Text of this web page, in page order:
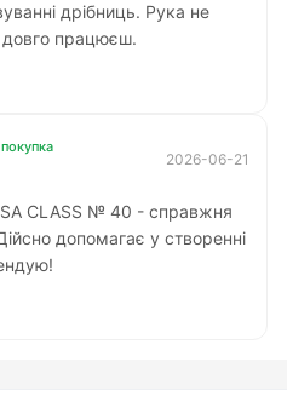
дрібниць. Рука не
довго працюєш.
2026-06-21
CLASS № 40 - справжня
допомагає у створенні